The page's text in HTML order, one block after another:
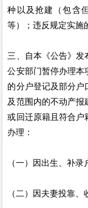
种以及抢建（包含
等）；违反规定实施
三、自本《公告》发
公安部门暂停办理本
的分户登记及部分
及范围内的不动产报
或回迁原籍且符合户
办理：
（一）因出生、补
（二）因夫妻投靠